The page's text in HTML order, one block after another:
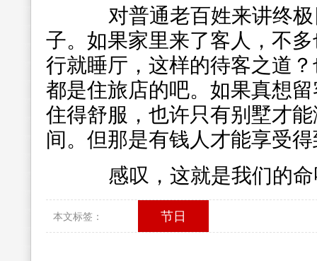
对普通老百姓来讲终极
子。如果家里来了客人，不
行就睡厅，这样的待客之道
都是住旅店的吧。如果真想
住得舒服，也许只有别墅才
间。但那是有钱人才能享受
感叹，这就是我们的命
本文标签： 节日